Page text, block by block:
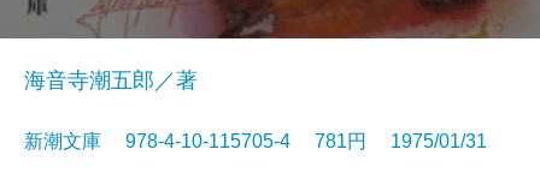
海音寺潮五郎／著
新潮文庫 978-4-10-115705-4 781円 1975/01/31